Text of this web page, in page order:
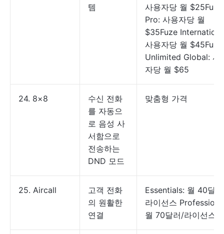
템
사용자당 월 $25Fuze
Pro: 사용자당 월
$35Fuze
사용자당 월 $45Fuze
Unlimited Global: 사
자당 월 $65
24. 8×8
수신 전화
를 자동으
로 음성 사
서함으로
전송하는
DND 모드
맞춤형 가격
25. Aircall
고객 전화
의 원활한
연결
Essentials: 월 40달
라이선스
월 70달러/라이선스